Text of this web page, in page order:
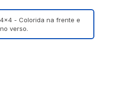
4×4 - Colorida na frente e
no verso.